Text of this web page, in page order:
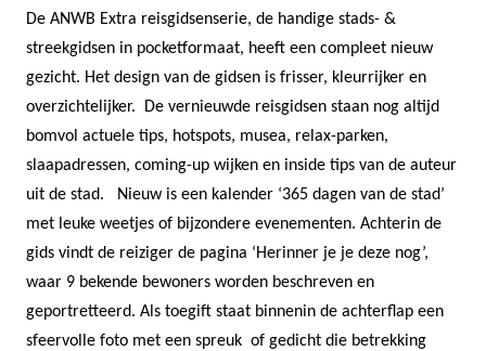
De ANWB Extra reisgidsenserie, de handige stads- &
streekgidsen in pocketformaat, heeft een compleet nieuw
gezicht. Het design van de gidsen is frisser, kleurrijker en
overzichtelijker.
De vernieuwde reisgidsen staan nog altijd
bomvol actuele tips, hotspots, musea, relax-parken,
slaapadressen, coming-up wijken en inside tips van de auteur
uit de stad.
Nieuw is een kalender ‘365 dagen van de stad’
met leuke weetjes of bijzondere evenementen. Achterin de
gids vindt de reiziger de pagina ‘Herinner je je deze nog’,
waar 9 bekende bewoners worden beschreven en
geportretteerd. Als toegift staat binnenin de achterflap een
sfeervolle foto met een spreuk of gedicht die betrekking